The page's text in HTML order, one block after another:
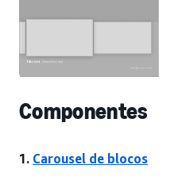
Componentes
1. Carousel de blocos